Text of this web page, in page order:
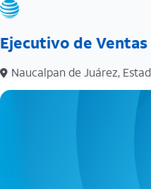
Ejecutivo de
Naucalpan de Juárez,